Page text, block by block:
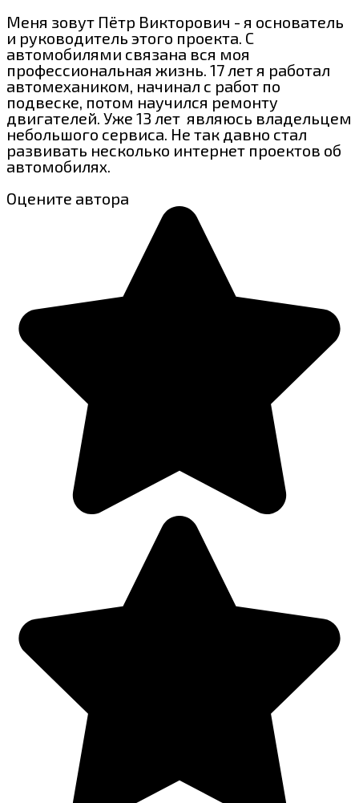
Меня зовут Пётр Викторович - я основатель
и руководитель этого проекта. С
автомобилями связана вся моя
профессиональная жизнь. 17 лет я работал
автомехаником, начинал с работ по
подвеске, потом научился ремонту
двигателей. Уже 13 лет являюсь владельцем
небольшого сервиса. Не так давно стал
развивать несколько интернет проектов об
автомобилях.
Оцените автора